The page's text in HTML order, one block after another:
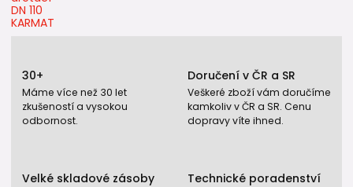
30+
Máme více než 30 let
zkušeností a vysokou
odbornost.
Doručení v ČR a SR
Veškeré zboží vám doručíme
kamkoliv v ČR a SR. Cenu
dopravy víte ihned.
Velké skladové zásoby Technické poradenství